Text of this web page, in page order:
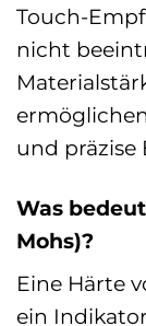
Touch-
nicht
und präzise
Was
Mohs)?
Eine Härte
ein